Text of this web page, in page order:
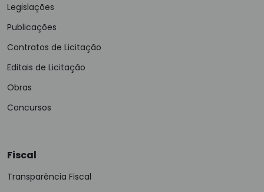
Legislações
Publicações
Contratos de Licitação
Editais de Licitação
Obras
Concursos
Fiscal
Transparência Fiscal